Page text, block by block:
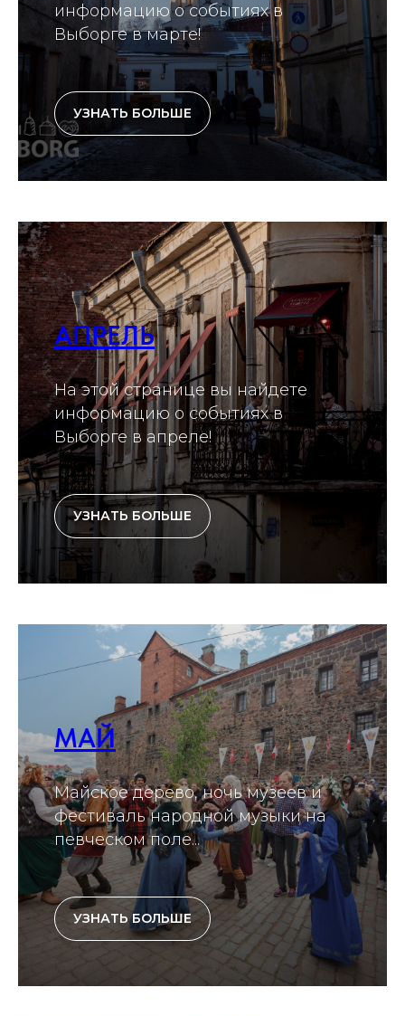
информацию о событиях в
Выборге в марте!
УЗНАТЬ БОЛЬШЕ
АПРЕЛЬ
На этой странице вы найдете
информацию о событиях в
Выборге в апреле!
УЗНАТЬ БОЛЬШЕ
МАЙ
Майское дерево, ночь музеев и
фестиваль народной музыки на
певческом поле...
УЗНАТЬ БОЛЬШЕ